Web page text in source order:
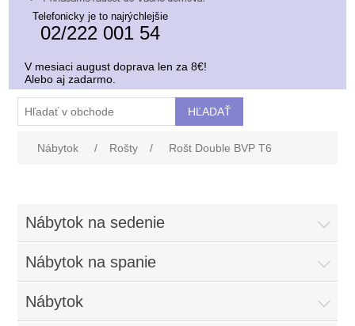
Telefonicky je to najrýchlejšie
02/222 001 54
V mesiaci august doprava len za 8€!
Alebo aj zadarmo.
Nábytok / Rošty / Rošt Double BVP T6
Nábytok na sedenie
Nábytok na spanie
Nábytok